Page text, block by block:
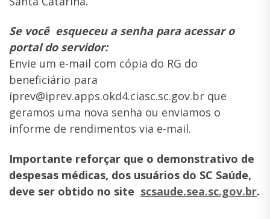
Se você esqueceu a senha para acessar o
portal do servidor:
Envie um e-mail com cópia do RG do
beneficiário para
iprev@iprev.apps.okd4.ciasc.sc.gov.br que
geramos uma nova senha ou enviamos o
informe de rendimentos via e-mail.
Importante reforçar que o demonstrativo de
despesas médicas, dos usuários do SC Saúde,
deve ser obtido no site scsaude.sea.sc.gov.br.